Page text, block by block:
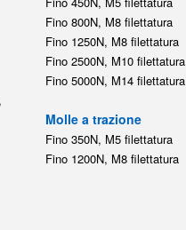
Fino 800N, M8 filettatura
Fino 1250N, M8 filettatura
Fino 2500N, M10 filettatura
Fino 5000N, M14 filettatura
Molle a trazione
Fino 350N, M5 filettatura
Fino 1200N, M8 filettatura